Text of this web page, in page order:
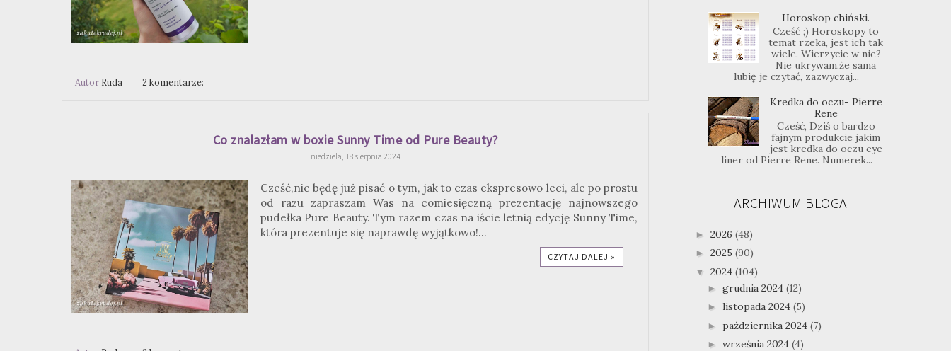
Autor Ruda 2 komentarze:
Co znalazłam w boxie Sunny Time od Pure Beauty?
niedziela, 18 sierpnia 2024
Cześć,nie będę już pisać o tym, jak to czas ekspresowo leci, ale po prostu
od razu zapraszam Was na comiesięczną prezentację najnowszego
pudełka Pure Beauty. Tym razem czas na iście letnią edycję Sunny Time,
która prezentuje się naprawdę wyjątkowo!...
CZYTAJ DALEJ »
Horoskop chiński.
Cześć ;) Horoskopy to
temat rzeka, jest ich tak
wiele. Wierzycie w nie?
Nie ukrywam,że sama
lubię je czytać, zazwyczaj...
Kredka do oczu- Pierre
Rene
Cześć, Dziś o bardzo
fajnym produkcie jakim
jest kredka do oczu eye
liner od Pierre Rene. Numerek...
ARCHIWUM BLOGA
► 2026 (48)
► 2025 (90)
▼ 2024 (104)
► grudnia 2024 (12)
► listopada 2024 (5)
► października 2024 (7)
► września 2024 (4)